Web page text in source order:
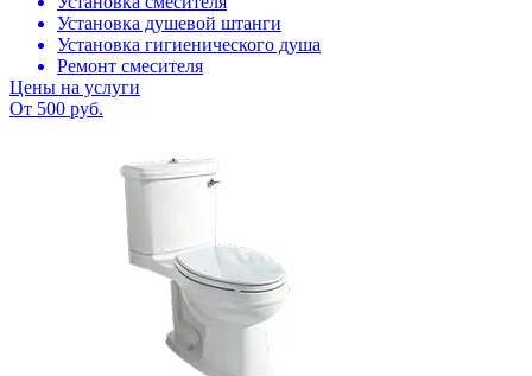
Установка душевой штанги
Установка гигиенического душа
Ремонт смесителя
Цены на услуги
От 500 руб.